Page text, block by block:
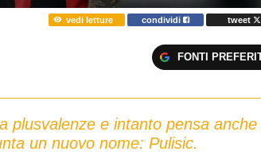
vedi letture condividi tweet
FONTI
plusvalenze e intanto pensa anche
un nuovo nome: Pulisic.